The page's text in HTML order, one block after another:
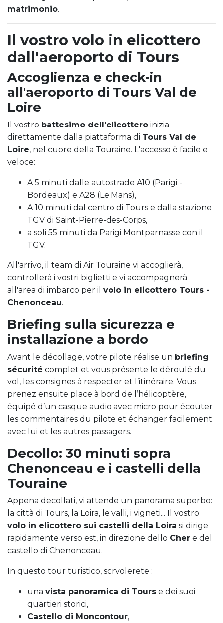
matrimonio.
Il vostro volo in elicottero
dall'aeroporto di Tours
Accoglienza e check-in
all'aeroporto di Tours Val de
Loire
Il vostro battesimo dell'elicottero inizia
direttamente dalla piattaforma di Tours Val de
Loire, nel cuore della Touraine. L'accesso è facile e
veloce:
A 5 minuti dalle autostrade A10 (Parigi -
Bordeaux) e A28 (Le Mans),
A 10 minuti dal centro di Tours e dalla stazione
TGV di Saint-Pierre-des-Corps,
a soli 55 minuti da Parigi Montparnasse con il
TGV.
All'arrivo, il team di Air Touraine vi accoglierà,
controllerà i vostri biglietti e vi accompagnerà
all'area di imbarco per il volo in elicottero Tours -
Chenonceau.
Briefing sulla sicurezza e
installazione a bordo
Avant le décollage, votre pilote réalise un briefing
sécurité complet et vous présente le déroulé du
vol, les consignes à respecter et l’itinéraire. Vous
prenez ensuite place à bord de l’hélicoptère,
équipé d’un casque audio avec micro pour écouter
les commentaires du pilote et échanger facilement
avec lui et les autres passagers.
Decollo: 30 minuti sopra
Chenonceau e i castelli della
Touraine
Appena decollati, vi attende un panorama superbo:
la città di Tours, la Loira, le valli, i vigneti... Il vostro
volo in elicottero sui castelli della Loira si dirige
rapidamente verso est, in direzione dello Cher e del
castello di Chenonceau.
In questo tour turistico, sorvolerete :
una vista panoramica di Tours e dei suoi
quartieri storici,
Castello di Moncontour,